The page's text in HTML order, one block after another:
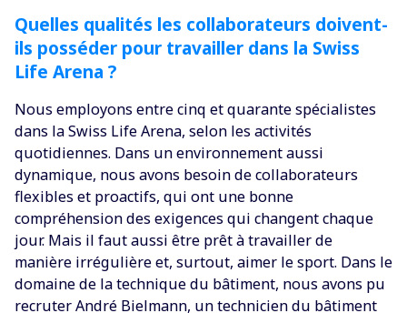
Quelles qualités les collaborateurs doivent-
ils posséder pour travailler dans la Swiss
Life Arena ?
Nous employons entre cinq et quarante spécialistes
dans la Swiss Life Arena, selon les activités
quotidiennes. Dans un environnement aussi
dynamique, nous avons besoin de collaborateurs
flexibles et proactifs, qui ont une bonne
compréhension des exigences qui changent chaque
jour. Mais il faut aussi être prêt à travailler de
manière irrégulière et, surtout, aimer le sport. Dans le
domaine de la technique du bâtiment, nous avons pu
recruter André Bielmann, un technicien du bâtiment